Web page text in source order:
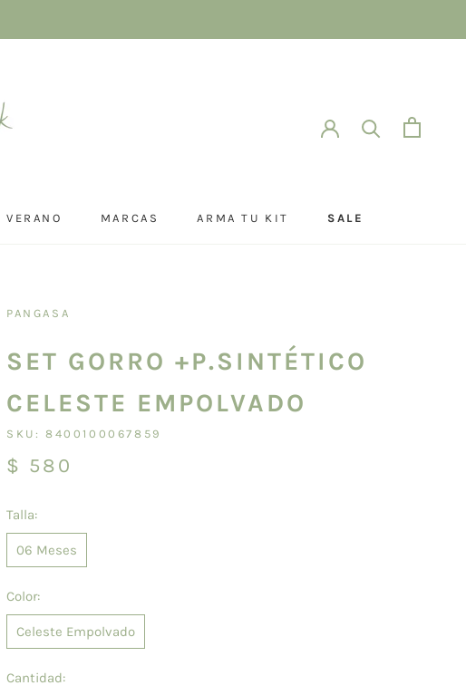
MARCAS
ARMA TU KIT
SALE
PANGASA
SET GORRO +P.SINTÉTICO
CELESTE EMPOLVADO
SKU: 8400100067859
$ 580
Talla:
06 Meses
Color:
Celeste Empolvado
Cantidad: